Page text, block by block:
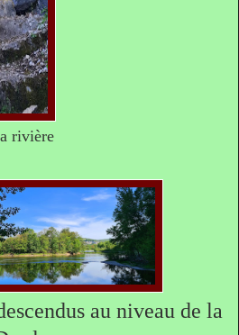
rivière
au niveau de la